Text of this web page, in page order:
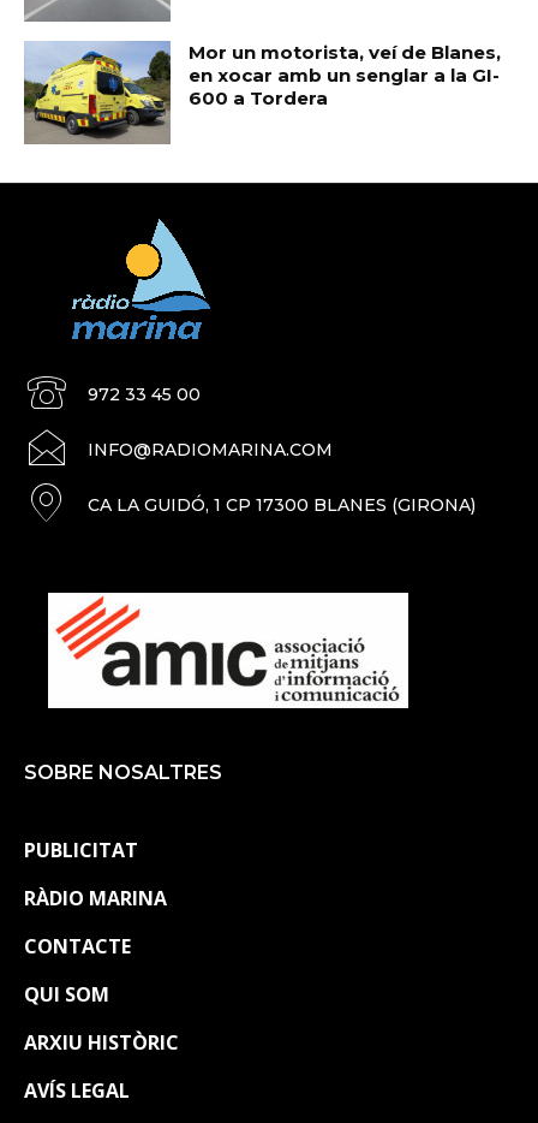
Mor un motorista, veí de Blanes,
en xocar amb un senglar a la GI-
600 a Tordera
972 33 45 00
INFO@RADIOMARINA.COM
CA LA GUIDÓ, 1 CP 17300 BLANES (GIRONA)
SOBRE NOSALTRES
PUBLICITAT
RÀDIO MARINA
CONTACTE
QUI SOM
ARXIU HISTÒRIC
AVÍS LEGAL